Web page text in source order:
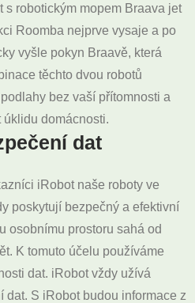
s robotickým mopem Braava jet
Roomba nejprve vysaje a po
vyšle pokyn Braavě, která
těchto dvou robotů
bez vaší přítomnosti a
domácnosti.
dat
iRobot naše roboty ve
poskytují bezpečný a efektivní
osobnímu prostoru sahá od
K tomuto účelu používáme
dat. iRobot vždy užívá
dat. S iRobot budou informace z